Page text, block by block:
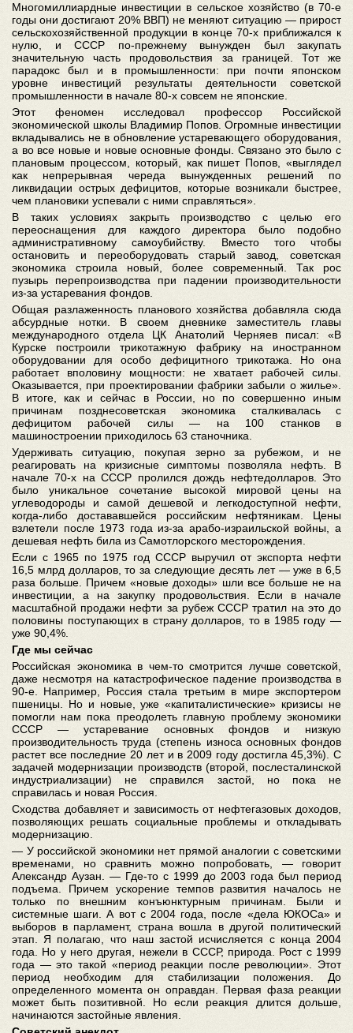
Многомиллиардные инвестиции в сельское хозяйство (в 70-е
годы они достигают 20% ВВП) не меняют ситуацию — прирост
сельскохозяйственной продукции в конце 70-х приближался к
нулю, и СССР по-прежнему вынужден был закупать
значительную часть продовольствия за границей. Тот же
парадокс был и в промышленности: при почти японском
уровне инвестиций результаты деятельности советской
промышленности в начале 80-х совсем не японские.
Этот феномен исследовал профессор Российской
экономической школы Владимир Попов. Огромные инвестиции
вкладывались не в обновление устаревающего оборудования,
а во все новые и новые основные фонды. Связано это было с
плановым процессом, который, как пишет Попов, «выглядел
как непрерывная череда вынужденных решений по
ликвидации острых дефицитов, которые возникали быстрее,
чем плановики успевали с ними справляться».
В таких условиях закрыть производство с целью его
переоснащения для каждого директора было подобно
административному самоубийству. Вместо того чтобы
остановить и переоборудовать старый завод, советская
экономика строила новый, более современный. Так рос
пузырь перепроизводства при падении производительности
из-за устаревания фондов.
Общая разлаженность планового хозяйства добавляла сюда
абсурдные нотки. В своем дневнике заместитель главы
международного отдела ЦК Анатолий Черняев писал: «В
Курске построили трикотажную фабрику на иностранном
оборудовании для особо дефицитного трикотажа. Но она
работает вполовину мощности: не хватает рабочей силы.
Оказывается, при проектировании фабрики забыли о жилье».
В итоге, как и сейчас в России, но по совершенно иным
причинам позднесоветская экономика сталкивалась с
дефицитом рабочей силы — на 100 станков в
машиностроении приходилось 63 станочника.
Удерживать ситуацию, покупая зерно за рубежом, и не
реагировать на кризисные симптомы позволяла нефть. В
начале 70-х на СССР пролился дождь нефтедолларов. Это
было уникальное сочетание высокой мировой цены на
углеводороды и самой дешевой и легкодоступной нефти,
когда-либо достававшейся российским нефтяникам. Цены
взлетели после 1973 года из-за арабо-израильской войны, а
дешевая нефть била из Самотлорского месторождения.
Если с 1965 по 1975 год СССР выручил от экспорта нефти
16,5 млрд долларов, то за следующие десять лет — уже в 6,5
раза больше. Причем «новые доходы» шли все больше не на
инвестиции, а на закупку продовольствия. Если в начале
масштабной продажи нефти за рубеж СССР тратил на это до
половины поступающих в страну долларов, то в 1985 году —
уже 90,4%.
Где мы сейчас
Российская экономика в чем-то смотрится лучше советской,
даже несмотря на катастрофическое падение производства в
90-е. Например, Россия стала третьим в мире экспортером
пшеницы. Но и новые, уже «капиталистические» кризисы не
помогли нам пока преодолеть главную проблему экономики
СССР — устаревание основных фондов и низкую
производительность труда (степень износа основных фондов
растет все последние 20 лет и в 2009 году достигла 45,3%). С
задачей модернизации производств (второй, послесталинской
индустриализации) не справился застой, но пока не
справилась и новая Россия.
Сходства добавляет и зависимость от нефтегазовых доходов,
позволяющих решать социальные проблемы и откладывать
модернизацию.
— У российской экономики нет прямой аналогии с советскими
временами, но сравнить можно попробовать, — говорит
Александр Аузан. — Где-то с 1999 до 2003 года был период
подъема. Причем ускорение темпов развития началось не
только по внешним конъюнктурным причинам. Были и
системные шаги. А вот с 2004 года, после «дела ЮКОСа» и
выборов в парламент, страна вошла в другой политический
этап. Я полагаю, что наш застой исчисляется с конца 2004
года. Но у него другая, нежели в СССР, природа. Рост с 1999
года — это такой «период реакции после революции». Этот
период необходим для стабилизации положения. До
определенного момента он оправдан. Первая фаза реакции
может быть позитивной. Но если реакция длится дольше,
начинаются застойные явления.